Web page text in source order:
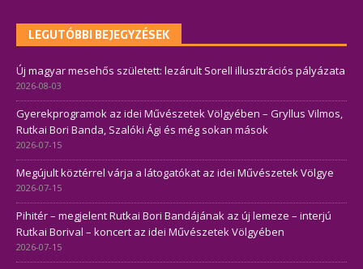
LEGUTÓBBI BEJEGYZÉSEK
Új magyar mesehős született: lezárult Sorell illusztrációs pályázata
2026-08-03
Gyerekprogramok az idei Művészetek Völgyében – Gryllus Vilmos,
Rutkai Bori Banda, Szalóki Ági és még sokan mások
2026-07-15
Megújult köztérrel várja a látogatókat az idei Művészetek Völgye
2026-07-15
Pihitér – megjelent Rutkai Bori Bandájának az új lemeze – interjú
Rutkai Borival – koncert az idei Művészetek Völgyében
2026-07-15